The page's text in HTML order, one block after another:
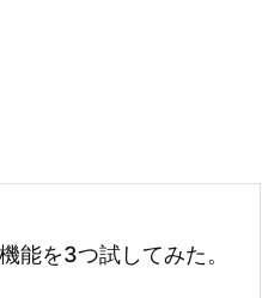
を3つ試してみた。